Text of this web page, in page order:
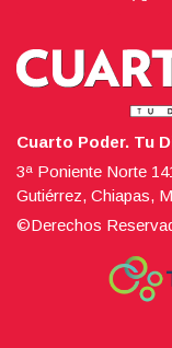
Cuarto Poder. Tu
3ª Poniente Norte
Gutiérrez, Chiapas,
©Derechos